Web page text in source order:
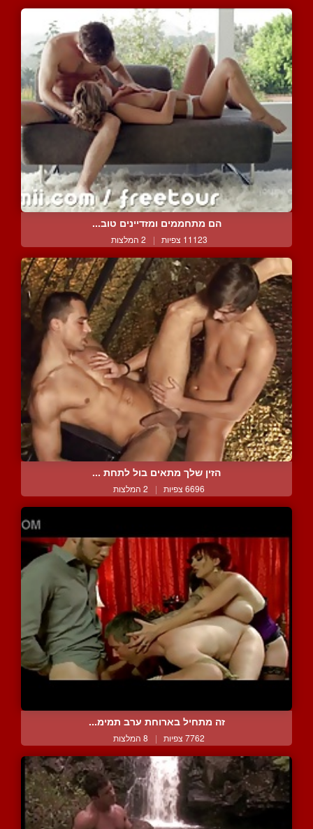
הם מתחממים ומזדיינים טוב...
11123 צפיות | 2 המלצות
הזין שלך מתאים בול לתחת ...
6696 צפיות | 2 המלצות
זה מתחיל בארוחת ערב תמימ...
7762 צפיות | 8 המלצות